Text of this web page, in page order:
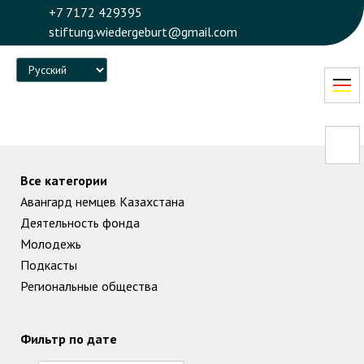
+7 7172 429395
stiftung.wiedergeburt@gmail.com
Language
Все категории
Авангард немцев Казахстана
Деятельность фонда
Молодежь
Подкасты
Региональные общества
Фильтр по дате